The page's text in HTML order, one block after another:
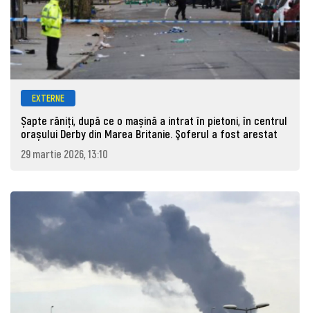
EXTERNE
Șapte răniți, după ce o mașină a intrat în pietoni, în centrul
orașului Derby din Marea Britanie. Şoferul a fost arestat
29 martie 2026, 13:10